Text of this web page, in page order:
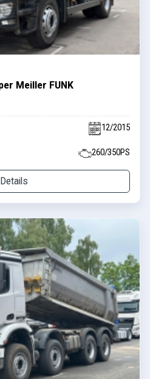
Meiller FUNK
12/2015
260/350PS
Details